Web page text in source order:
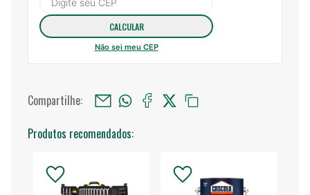
Não sei meu CEP
Compartilhe:
Produtos recomendados: